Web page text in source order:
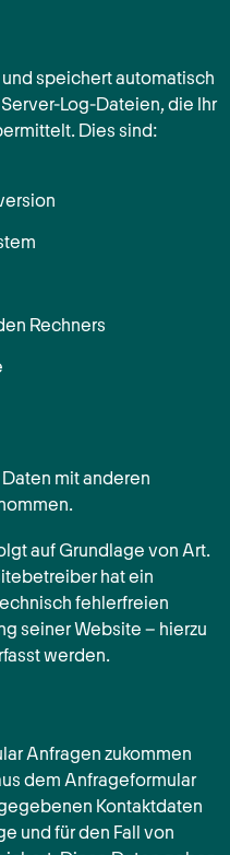
speichert automatisch
Log-Dateien, die Ihr
Dies sind:
Rechners
mit anderen
auf Grundlage von Art.
hat ein
fehlerfreien
seiner Website – hierzu
werden.
Anfragen zukommen
dem Anfrageformular
Kontaktdaten
und für den Fall von